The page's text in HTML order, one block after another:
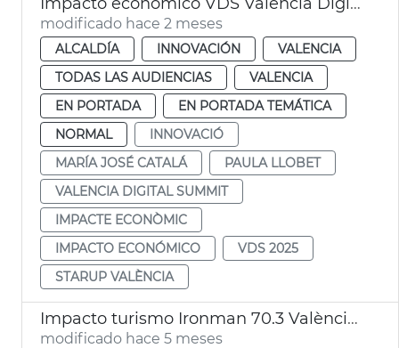
modificado hace 2 meses
ALCALDÍA INNOVACIÓN
VALENCIA
TODAS LAS AUDIENCIAS
VALENCIA
EN PORTADA
EN PORTADA TEMÁTICA
NORMAL
INNOVACIÓ
MARÍA JOSÉ CATALÁ
PAULA LLOBET
VALENCIA DIGITAL SUMMIT
IMPACTE ECONÒMIC
IMPACTO ECONÓMICO
VDS 2025
STARUP VALÈNCIA
Impacto turismo Ironman 70.3 València 2025
modificado hace 5 meses